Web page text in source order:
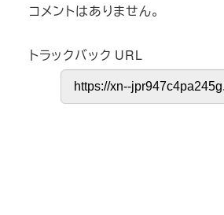
コメントはありません。
トラックバック URL